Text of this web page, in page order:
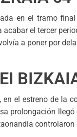
en el tramo
el tercer
a poner por
el estreno de la
prolongación